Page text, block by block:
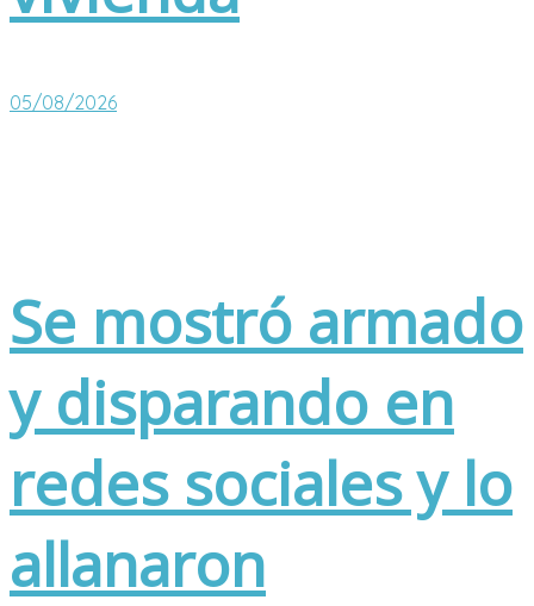
05/08/2026
Se mostró armado
y disparando en
redes sociales y lo
allanaron